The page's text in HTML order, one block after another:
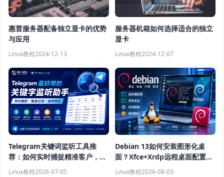
惠普服务器配备独立显卡的优势
与应用
Linux教程2024-12-13
服务器机箱如何选择适合的独立
显卡
Linux教程2024-12-07
Telegram关键词监听工具推
荐：如何实时捕捉精准客户，提
高获客效率？
Linux教程2026-07-05
Debian 13如何安装图形化桌
面？Xfce+Xrdp远程桌面配置教
程
Linux教程2026-08-03